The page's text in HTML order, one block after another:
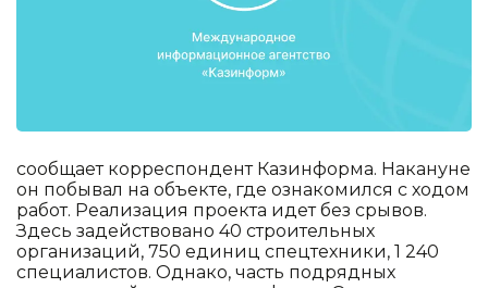
сообщает корреспондент Казинформа. Накануне
он побывал на объекте, где ознакомился с ходом
работ. Реализация проекта идет без срывов.
Здесь задействовано 40 строительных
организаций, 750 единиц спецтехники, 1 240
специалистов. Однако, часть подрядных